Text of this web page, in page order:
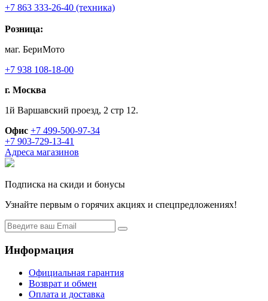
+7 863 333-26-40 (техника)
Розница:
маг. БериМото
+7 938 108-18-00
г. Москва
1й Варшавский проезд, 2 стр 12.
Офис +7 499-500-97-34
+7 903-729-13-41
Адреса магазинов
Подписка на скиди и бонусы
Узнайте первым о горячих акциях и спецпредложениях!
Информация
Официальная гарантия
Возврат и обмен
Оплата и доставка